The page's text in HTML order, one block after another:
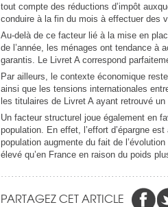
tout compte des réductions d’impôt
conduire à la fin du mois à effectuer des
Au-delà de ce facteur lié à la mise en
de l’année, les ménages ont tendance à
garantis. Le Livret A correspond
Par ailleurs, le contexte économique
ainsi que les tensions internationales
les titulaires de Livret A ayant retrouvé
Un facteur structurel joue également en
population. En effet, l’effort d’épargne
population augmente du fait de
élevé qu’en France en raison du poids
PARTAGEZ CET ARTICLE